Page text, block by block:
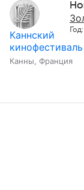
Каннский
кинофестиваль
Канны, Франция